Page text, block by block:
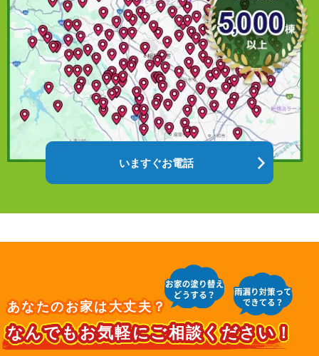
いますぐお電話
あなたのお家は大丈夫？
なんでもお気軽にご相談ください！